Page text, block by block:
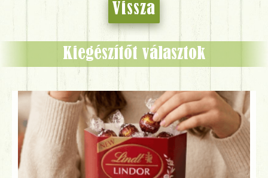
Vissza
Kiegészítőt választok